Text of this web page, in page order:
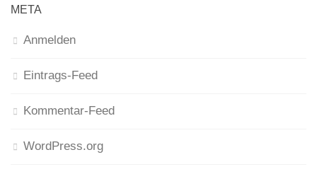
META
Anmelden
Eintrags-Feed
Kommentar-Feed
WordPress.org